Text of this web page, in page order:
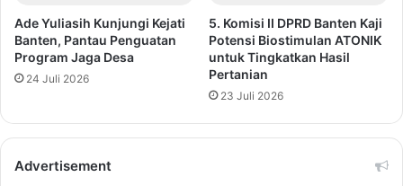
Ade Yuliasih Kunjungi Kejati
Banten, Pantau Penguatan
Program Jaga Desa
24 Juli 2026
5. Komisi II DPRD Banten Kaji
Potensi Biostimulan ATONIK
untuk Tingkatkan Hasil
Pertanian
23 Juli 2026
Advertisement